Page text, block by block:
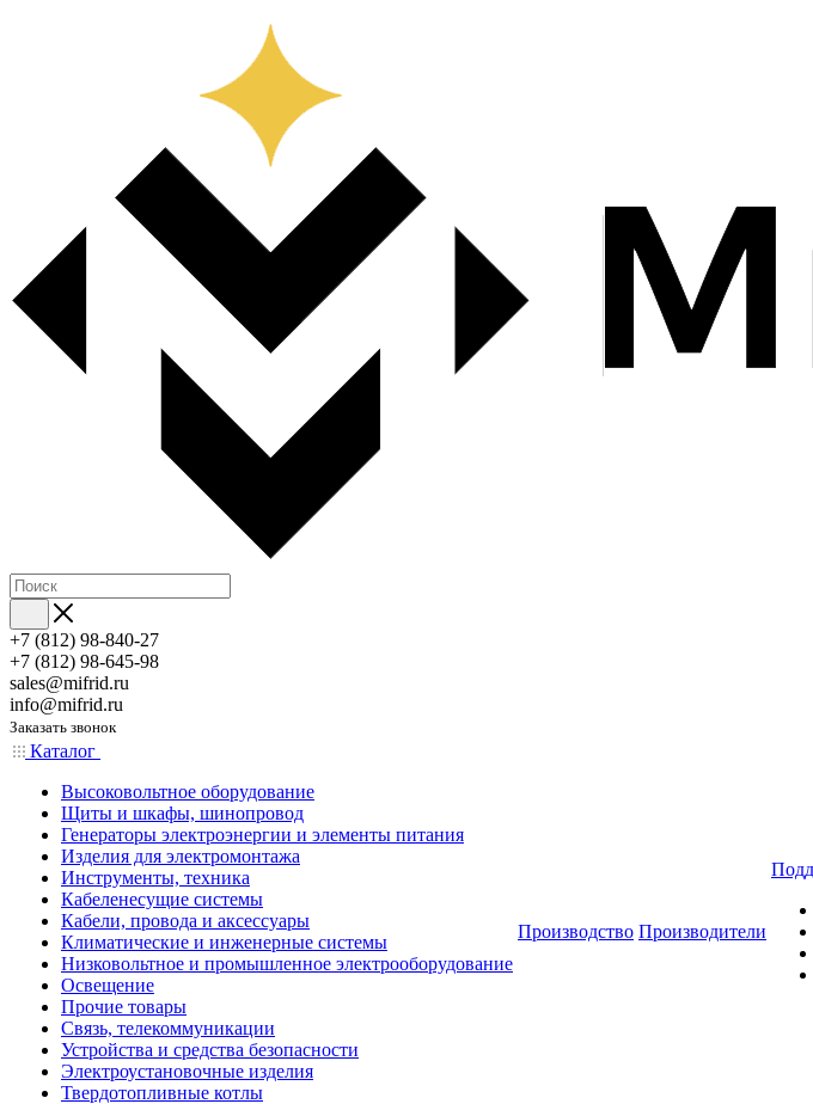
+7 (812) 98-840-27
+7 (812) 98-645-98
sales@mifrid.ru
info@mifrid.ru
Заказать звонок
Каталог
Высоковольтное оборудование
Щиты и шкафы, шинопровод
Генераторы электроэнергии и элементы питания
Изделия для электромонтажа
Инструменты, техника
Кабеленесущие системы
Кабели, провода и аксессуары
Климатические и инженерные системы
Низковольтное и промышленное электрооборудование
Освещение
Прочие товары
Связь, телекоммуникации
Устройства и средства безопасности
Электроустановочные изделия
Твердотопливные котлы
Производство Производители